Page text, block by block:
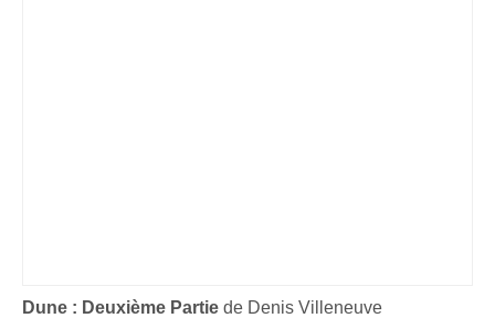
Dune : Deuxième Partie de Denis Villeneuve